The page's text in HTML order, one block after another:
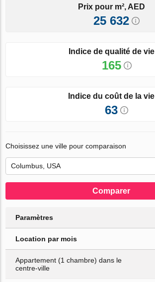
Prix pour m², AED
25 632
Indice de qualité de vie
165
Indice du coût de la vie
63
Choisissez une ville pour comparaison
Comparer
Paramètres
Location par mois
Appartement (1 chambre) dans le
centre-ville